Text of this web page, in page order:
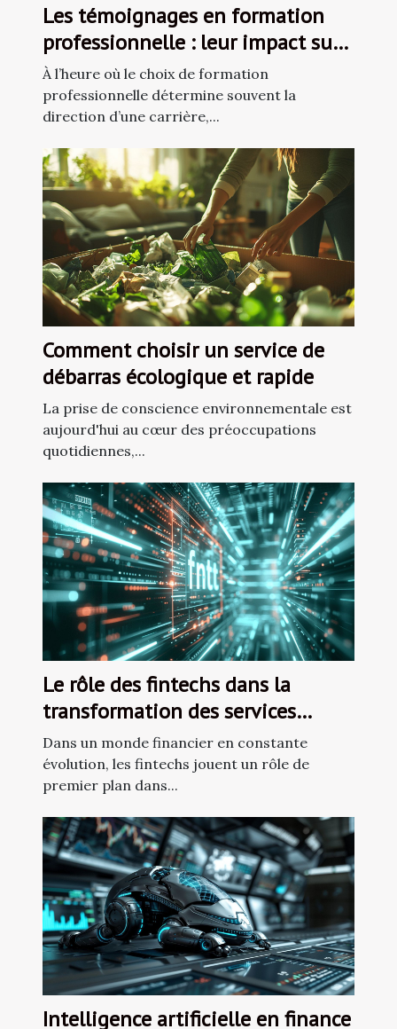
Les témoignages en formation
professionnelle : leur impact sur
le choix de cours
À l’heure où le choix de formation
professionnelle détermine souvent la
direction d’une carrière,...
Comment choisir un service de
débarras écologique et rapide
La prise de conscience environnementale est
aujourd'hui au cœur des préoccupations
quotidiennes,...
Le rôle des fintechs dans la
transformation des services
financiers
Dans un monde financier en constante
évolution, les fintechs jouent un rôle de
premier plan dans...
Intelligence artificielle en finance